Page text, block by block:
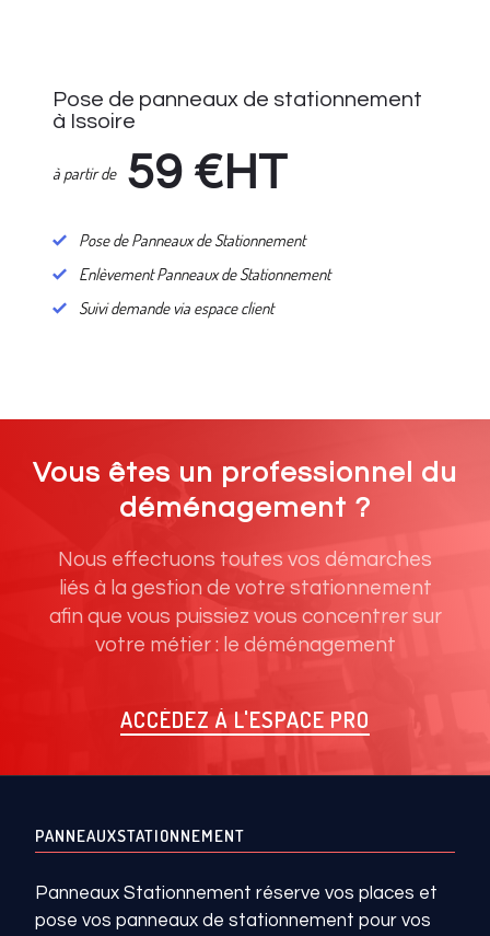
Pose de panneaux de stationnement
à Issoire
à partir de 59 €HT
Pose de Panneaux de Stationnement
Enlèvement Panneaux de Stationnement
Suivi demande via espace client
Vous êtes un professionnel du
déménagement ?
Nous effectuons toutes vos démarches
liés à la gestion de votre stationnement
afin que vous puissiez vous concentrer sur
votre métier : le déménagement
ACCÉDEZ À L'ESPACE PRO
PANNEAUXSTATIONNEMENT
Panneaux Stationnement réserve vos places et
pose vos panneaux de stationnement pour vos